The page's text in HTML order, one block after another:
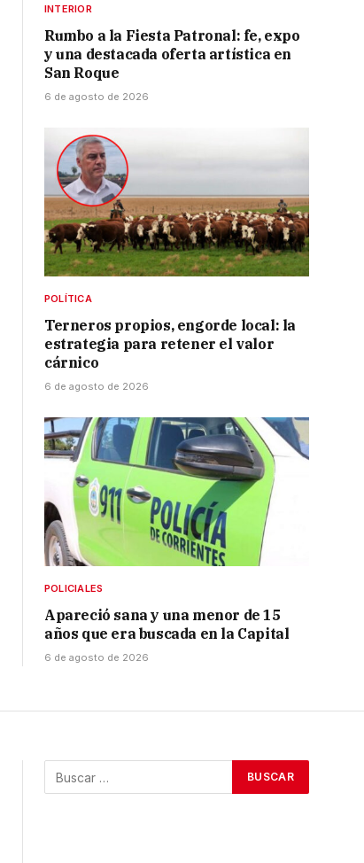
INTERIOR
Rumbo a la Fiesta Patronal: fe, expo
y una destacada oferta artística en
San Roque
6 de agosto de 2026
POLÍTICA
Terneros propios, engorde local: la
estrategia para retener el valor
cárnico
6 de agosto de 2026
POLICIALES
Apareció sana y una menor de 15
años que era buscada en la Capital
6 de agosto de 2026